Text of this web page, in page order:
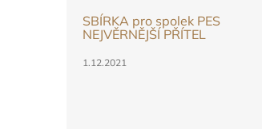
SBÍRKA pro spolek PES
NEJVĚRNĚJŠÍ PŘÍTEL
1.12.2021